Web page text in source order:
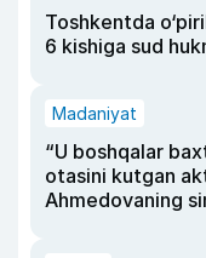
Toshkentda
6 kishiga sud
Madaniyat
“U boshqalar
otasini kutgan
Ahmedovaning